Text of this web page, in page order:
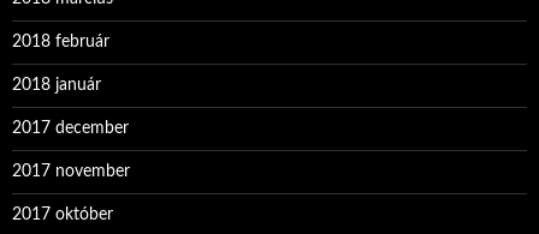
2018 február
2018 január
2017 december
2017 november
2017 október